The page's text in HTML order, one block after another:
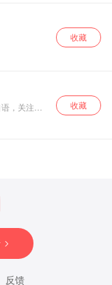
忠心以及
学，因贪
他掉进一
……经过这
实、勤
收藏
，关注社
收藏
反馈